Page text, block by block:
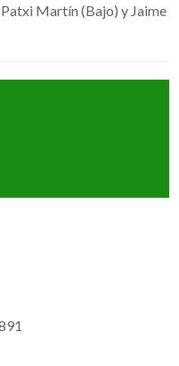
Martín (Bajo) y Jaime